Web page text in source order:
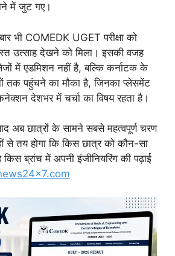
में जुट गए।
भी COMEDK UGET परीक्षा को
उत्साह देखने को मिला। इसकी वजह
में एडमिशन नहीं है, बल्कि कर्नाटक के
तक पहुंचने का मौका है, जिनका प्लेसमेंट
देशभर में चर्चा का विषय रहता है।
अब छात्रों के सामने सबसे महत्वपूर्ण चरण
से तय होगा कि किस छात्र को कौन-सा
ब्रांच में अपनी इंजीनियरिंग की पढ़ाई